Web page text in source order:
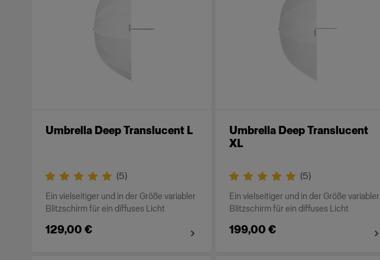
Umbrella Deep Translucent L
(5)
Ein vielseitiger und in der Größe variabler
Blitzschirm für ein diffuses Licht
129,00 €
Umbrella Deep Translucent
XL
(5)
Ein vielseitiger und in der Größe variabler
Blitzschirm für ein diffuses Licht
199,00 €